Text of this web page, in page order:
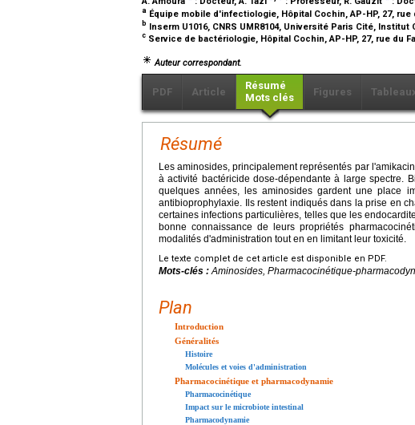
a Équipe mobile d'infectiologie, Hôpital Cochin, AP-HP, 27,
b Inserm U1016, CNRS UMR8104, Université Paris Cité,
c Service de bactériologie, Hôpital Cochin, AP-HP, 27, rue du
Auteur correspondant.
PDF Article
Résumé
Mots clés
Figures
Résumé
Les aminosides, principalement représentés par
à activité bactéricide dose-dépendante à large spectre.
quelques années, les aminosides gardent une place
antibioprophylaxie. Ils restent indiqués dans la prise en
certaines infections particulières, telles que les
bonne connaissance de leurs propriétés
modalités d'administration tout en en limitant leur toxicité.
Le texte complet de cet article est disponible en PDF.
Mots-clés : Aminosides, Pharmacocinétique-
Plan
Introduction
Généralités
Histoire
Molécules et voies d'administration
Pharmacocinétique et pharmacodynamie
Pharmacocinétique
Impact sur le microbiote intestinal
Pharmacodynamie